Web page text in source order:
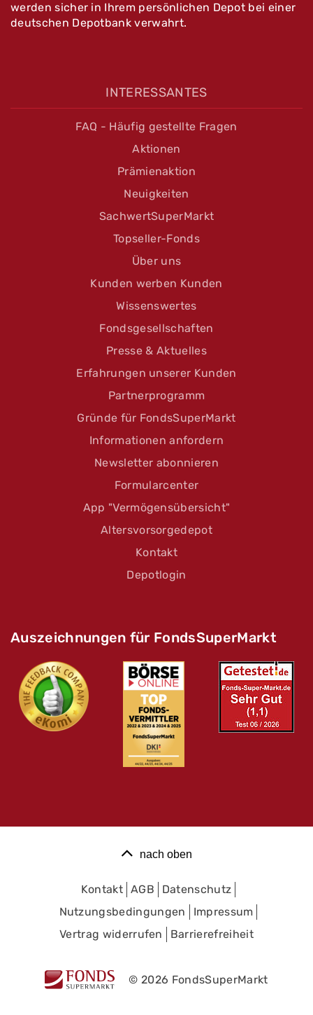
werden sicher in Ihrem persönlichen Depot bei einer
deutschen Depotbank verwahrt.
INTERESSANTES
FAQ - Häufig gestellte Fragen
Aktionen
Prämienaktion
Neuigkeiten
SachwertSuperMarkt
Topseller-Fonds
Über uns
Kunden werben Kunden
Wissenswertes
Fondsgesellschaften
Presse & Aktuelles
Erfahrungen unserer Kunden
Partnerprogramm
Gründe für FondsSuperMarkt
Informationen anfordern
Newsletter abonnieren
Formularcenter
App "Vermögensübersicht"
Altersvorsorgedepot
Kontakt
Depotlogin
Auszeichnungen für FondsSuperMarkt
nach oben
Kontakt AGB
Datenschutz
Nutzungsbedingungen
Impressum
Vertrag widerrufen
Barrierefreiheit
© 2026 FondsSuperMarkt